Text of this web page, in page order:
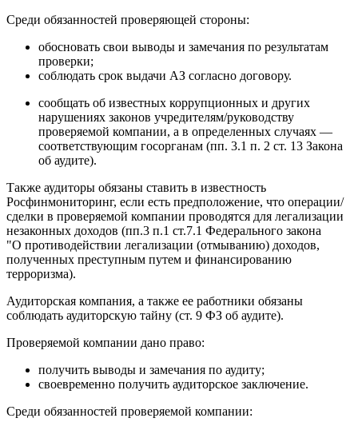
Среди обязанностей проверяющей стороны:
обосновать свои выводы и замечания по результатам
проверки;
соблюдать срок выдачи АЗ согласно договору.
сообщать об известных коррупционных и других
нарушениях законов учредителям/руководству
проверяемой компании, а в определенных случаях —
соответствующим госорганам (пп. 3.1 п. 2 ст. 13 Закона
об аудите).
Также аудиторы обязаны ставить в известность
Росфинмониторинг, если есть предположение, что операции/
сделки в проверяемой компании проводятся для легализации
незаконных доходов (пп.3 п.1 ст.7.1 Федерального закона
"О противодействии легализации (отмыванию) доходов,
полученных преступным путем и финансированию
терроризма).
Аудиторская компания, а также ее работники обязаны
соблюдать аудиторскую тайну (ст. 9 ФЗ об аудите).
Проверяемой компании дано право:
получить выводы и замечания по аудиту;
своевременно получить аудиторское заключение.
Среди обязанностей проверяемой компании: